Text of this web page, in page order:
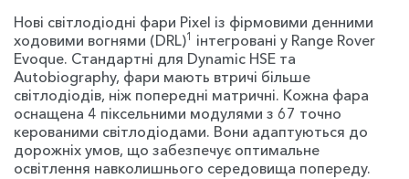
Нові світлодіодні фари Pixel із фірмовими денними
ходовими вогнями (DRL)1 інтегровані у Range Rover
Evoque. Стандартні для Dynamic HSE та
Autobiography, фари мають втричі більше
світлодіодів, ніж попередні матричні. Кожна фара
оснащена 4 піксельними модулями з 67 точно
керованими світлодіодами. Вони адаптуються до
дорожніх умов, що забезпечує оптимальне
освітлення навколишнього середовища попереду.